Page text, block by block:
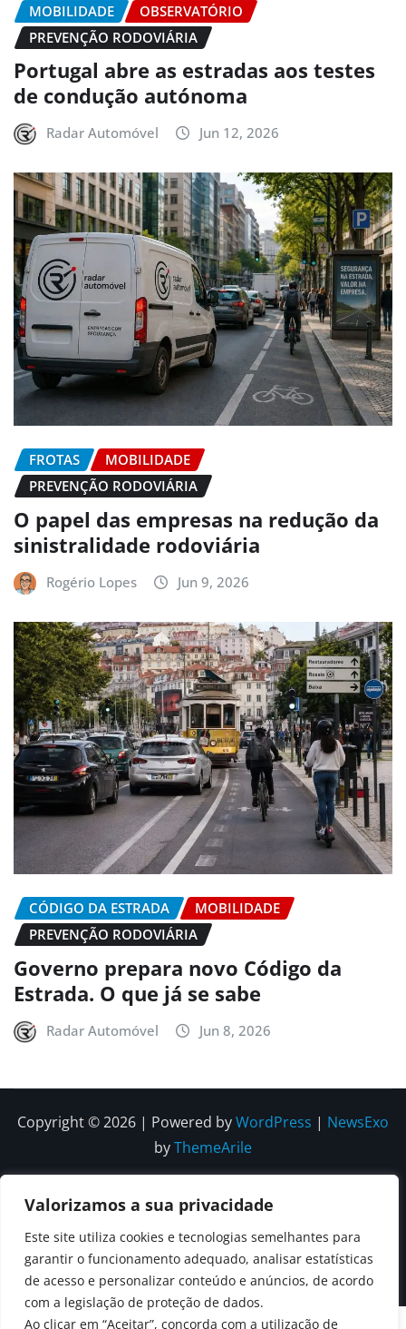
Valorizamos a sua privacidade
Este site utiliza cookies e tecnologias semelhantes para
garantir o funcionamento adequado, analisar estatísticas
de acesso e personalizar conteúdo e anúncios, de acordo
com a legislação de proteção de dados.
Ao clicar em “Aceitar”, concorda com a utilização de
MOBILIDADE
OBSERVATÓRIO
PREVENÇÃO RODOVIÁRIA
Portugal abre as estradas aos testes
de condução autónoma
Radar Automóvel Jun 12, 2026
FROTAS
MOBILIDADE
PREVENÇÃO RODOVIÁRIA
O papel das empresas na redução da
sinistralidade rodoviária
Rogério Lopes Jun 9, 2026
CÓDIGO DA ESTRADA
MOBILIDADE
PREVENÇÃO RODOVIÁRIA
Governo prepara novo Código da
Estrada. O que já se sabe
Radar Automóvel Jun 8, 2026
Copyright © 2026 | Powered byWordPress | NewsExo
byThemeArile
Quem
Política
Política de
Contactos
editoriais